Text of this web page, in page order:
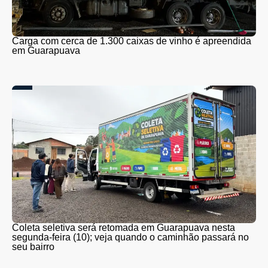
Carga com cerca de 1.300 caixas de vinho é apreendida
em Guarapuava
Coleta seletiva será retomada em Guarapuava nesta
segunda-feira (10); veja quando o caminhão passará no
seu bairro